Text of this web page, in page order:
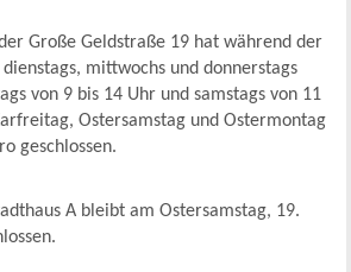
Große Geldstraße 19 hat während der
mittwochs und donnerstags
von 9 bis 14 Uhr und samstags von 11
Ostersamstag und Ostermontag
geschlossen.
A bleibt am Ostersamstag, 19.